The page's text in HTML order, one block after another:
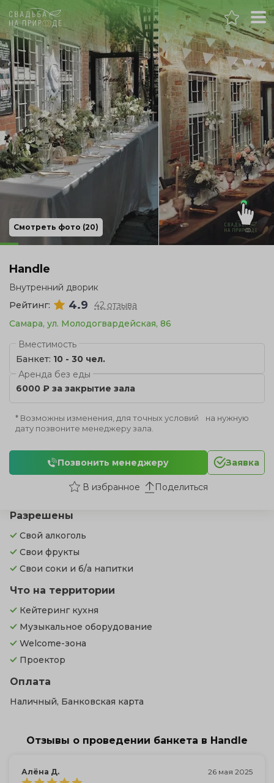
Самара
Банкет
Свадьба
День рождения
Выпускной
Корпоратив
Смотреть фото (20)
Разрешены
Свой алкоголь
Свои фрукты
Свои соки и б/а напитки
Что на территории
Кейтеринг кухня
Музыкальное оборудование
Welcome-зона
Проектор
Оплата
Наличный, Банковская карта
Отзывы о проведении банкета в Handle
Алёна Д. 26 мая 2025
Handle
Внутренний дворик
Рейтинг:
4.9
42 отзыва
Самара, ул. Молодогвардейская, 86
Вместимость
Банкет: 10 - 30 чел.
Аренда без еды
6000 ₽ за закрытие зала
* Возможны изменения, для точных условий на нужную
дату позвоните менеджеру зала.
Позвонить менеджеру Заявка
Поделиться